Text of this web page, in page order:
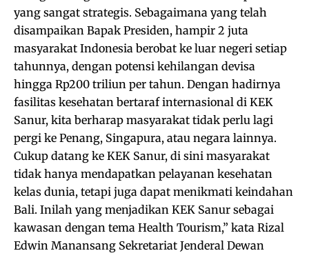
yang sangat strategis. Sebagaimana yang telah
disampaikan Bapak Presiden, hampir 2 juta
masyarakat Indonesia berobat ke luar negeri setiap
tahunnya, dengan potensi kehilangan devisa
hingga Rp200 triliun per tahun. Dengan hadirnya
fasilitas kesehatan bertaraf internasional di KEK
Sanur, kita berharap masyarakat tidak perlu lagi
pergi ke Penang, Singapura, atau negara lainnya.
Cukup datang ke KEK Sanur, di sini masyarakat
tidak hanya mendapatkan pelayanan kesehatan
kelas dunia, tetapi juga dapat menikmati keindahan
Bali. Inilah yang menjadikan KEK Sanur sebagai
kawasan dengan tema Health Tourism,” kata Rizal
Edwin Manansang Sekretariat Jenderal Dewan